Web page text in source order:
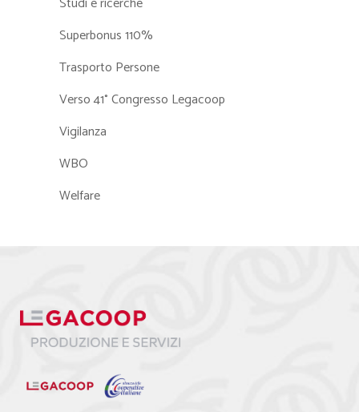
Superbonus 110%
Trasporto Persone
Verso 41° Congresso Legacoop
Vigilanza
WBO
Welfare